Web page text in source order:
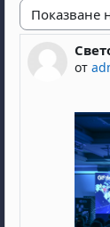
Начин на
от